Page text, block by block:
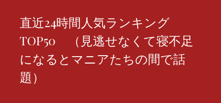
直近24時間人気ランキング
TOP50 （見逃せなくて寝不足
になるとマニアたちの間で話
題）